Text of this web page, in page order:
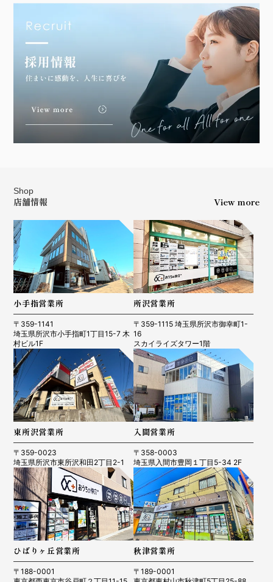
Shop
店舗情報 View more
小手指営業所
〒359-1141
埼玉県所沢市小手指町1丁目15-7 木
村ビル1F
所沢営業所
〒359-1115 埼玉県所沢市御幸町1-
16
スカイライズタワー1階
東所沢営業所
〒359-0023
埼玉県所沢市東所沢和田2丁目2-1
入間営業所
〒358-0003
埼玉県入間市豊岡１丁目5-34 2F
ひばりヶ丘営業所
〒188-0001
秋津営業所
〒189-0001